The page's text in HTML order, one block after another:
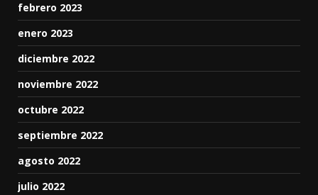
febrero 2023
enero 2023
diciembre 2022
noviembre 2022
octubre 2022
septiembre 2022
agosto 2022
julio 2022